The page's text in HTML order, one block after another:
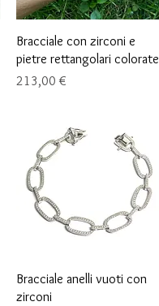
Vista rápida
Bracciale con zirconi e
pietre rettangolari colorate
Precio
213,00 €
Vista rápida
Bracciale anelli vuoti con
zirconi